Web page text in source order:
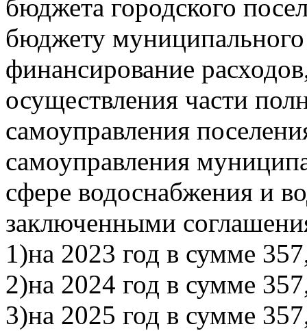
бюджета городского
бюджету
финансирование
осуществления части
самоуправления
самоуправления
сфере водоснабжения и
заключенными
1)на 2023 год в сумме
2)на 2024 год в сумме
3)на 2025 год в сумме